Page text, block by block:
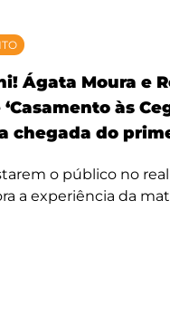
Ágata Moura e
às
chegada do
o público no
a experiência da